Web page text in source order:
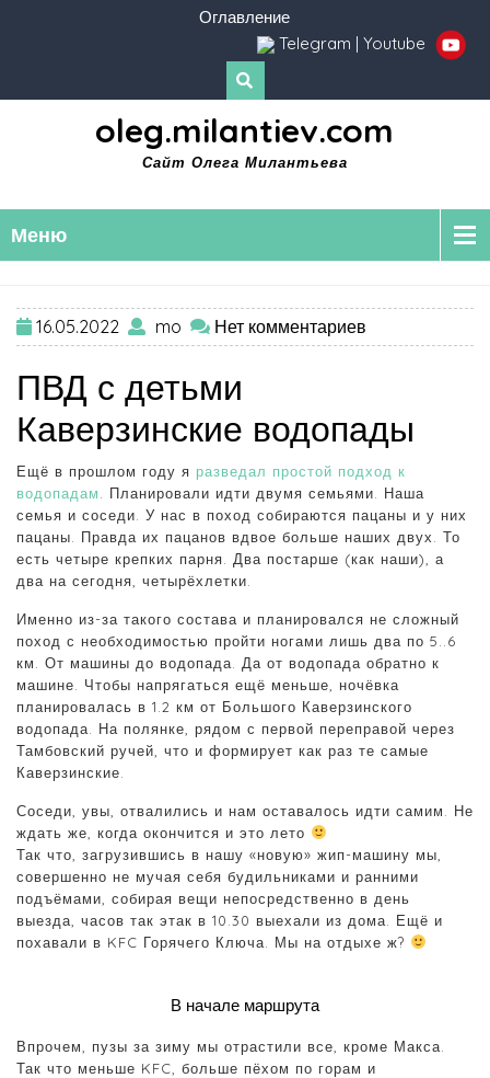
Оглавление
Telegram | Youtube
oleg.milantiev.com
Сайт Олега Милантьева
Меню
16.05.2022 mo Нет комментариев
ПВД с детьми
Каверзинские водопады
Ещё в прошлом году я разведал простой подход к
водопадам
. Планировали идти двумя семьями. Наша
семья и соседи. У нас в поход собираются пацаны и у них
пацаны. Правда их пацанов вдвое больше наших двух. То
есть четыре крепких парня. Два постарше (как наши), а
два на сегодня, четырёхлетки.
Именно из-за такого состава и планировался не сложный
поход с необходимостью пройти ногами лишь два по 5..6
км. От машины до водопада. Да от водопада обратно к
машине. Чтобы напрягаться ещё меньше, ночёвка
планировалась в 1.2 км от Большого Каверзинского
водопада. На полянке, рядом с первой переправой через
Тамбовский ручей, что и формирует как раз те самые
Каверзинские.
Соседи, увы, отвалились и нам оставалось идти самим. Не
ждать же, когда окончится и это лето
Так что, загрузившись в нашу «новую» жип-машину мы,
совершенно не мучая себя будильниками и ранними
подъёмами, собирая вещи непосредственно в день
выезда, часов так этак в 10.30 выехали из дома. Ещё и
похавали в KFC Горячего Ключа. Мы на отдыхе ж?
В начале маршрута
Впрочем, пузы за зиму мы отрастили все, кроме Макса.
Так что меньше KFC, больше пёхом по горам и